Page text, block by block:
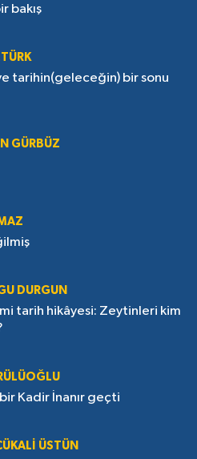
bakış
tarihin(geleceğin) bir sonu
GÜRBÜZ
DURGUN
tarih hikâyesi: Zeytinleri kim
Kadir İnanır geçti
ÜSTÜN